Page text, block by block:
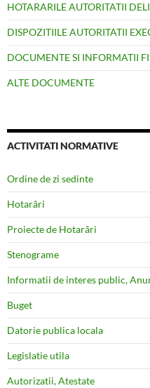
HOTARARILE AUTORITATII
DISPOZITIILE AUTORITATII
DOCUMENTE SI INFORMATII
ALTE DOCUMENTE
ACTIVITATI NORMATIVE
Ordine de zi sedinte
Hotarâri
Proiecte de Hotarâri
Stenograme
Informatii de interes public,
Buget
Datorie publica locala
Legislatie utila
Autorizatii, Atestate